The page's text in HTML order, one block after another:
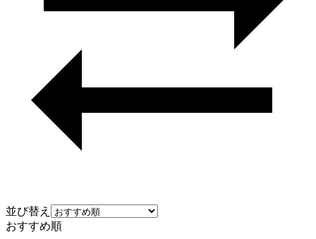
並び替え
おすすめ順